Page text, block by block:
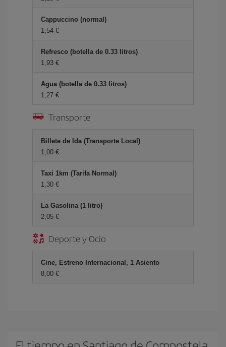
Cappuccino (normal)
1,54 €
Refresco (botella de 0.33 litros)
1,93 €
Agua (botella de 0.33 litros)
1,27 €
Transporte
Billete de Ida (Transporte Local)
1,00 €
Taxi 1km (Tarifa Normal)
1,30 €
La Gasolina (1 litro)
2,05 €
Deporte y Ocio
Cine, Estreno Internacional, 1 Asiento
8,00 €